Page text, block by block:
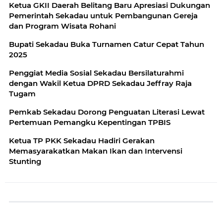
Ketua GKII Daerah Belitang Baru Apresiasi Dukungan
Pemerintah Sekadau untuk Pembangunan Gereja
dan Program Wisata Rohani
Bupati Sekadau Buka Turnamen Catur Cepat Tahun
2025
Penggiat Media Sosial Sekadau Bersilaturahmi
dengan Wakil Ketua DPRD Sekadau Jeffray Raja
Tugam
Pemkab Sekadau Dorong Penguatan Literasi Lewat
Pertemuan Pemangku Kepentingan TPBIS
Ketua TP PKK Sekadau Hadiri Gerakan
Memasyarakatkan Makan Ikan dan Intervensi
Stunting